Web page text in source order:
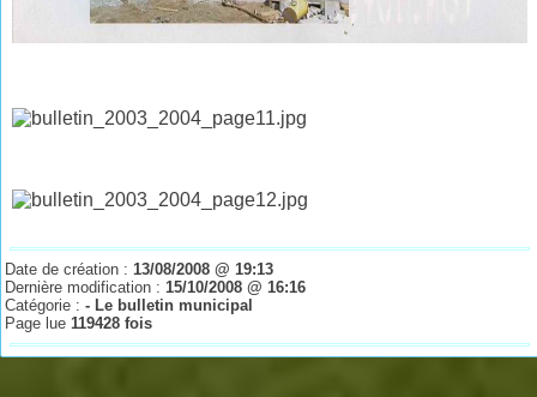
Date de création :13/08/2008 @ 19:13
Dernière modification :15/10/2008 @ 16:16
Catégorie :- Le bulletin municipal
Page lue119428 fois